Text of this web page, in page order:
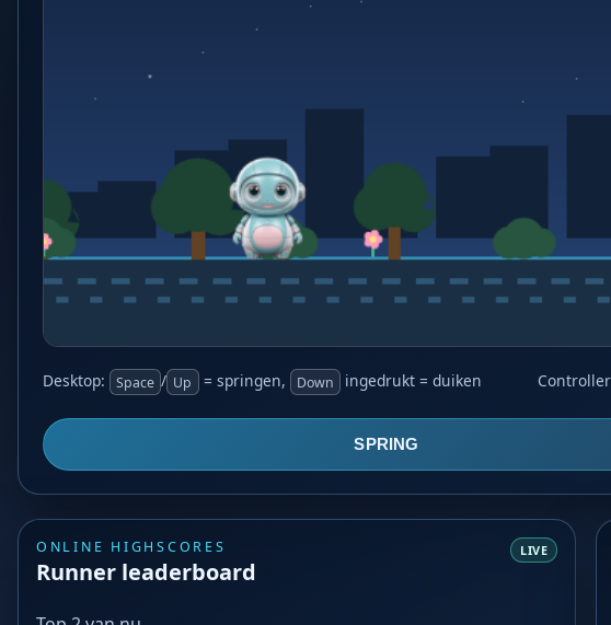
Desktop: Space / Up = springen, Down ingedrukt = duiken
SPRING
ONLINE HIGHSCORES
Runner leaderboard
LIVE